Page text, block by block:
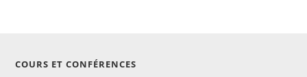
COURS ET CONFÉRENCES